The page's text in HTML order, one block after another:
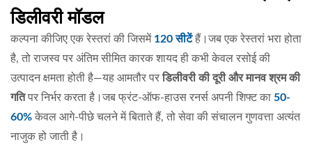
डिलीवरी मॉडल
कल्पना कीजिए एक रेस्तरां की जिसमें 120 सीटेंहैं।जब एक रेस्तरां भरा होता
है, तो राजस्व पर अंतिम सीमित कारक शायद ही कभी केवल रसोई की
उत्पादन क्षमता होती है—यह आमतौर परडिलीवरी की दूरी और मानव श्रम की
गतिपर निर्भर करता है।जब फ्रंट-ऑफ-हाउस रनर्स अपनी शिफ्ट का 50-
60% केवल आगे-पीछे चलने में बिताते हैं, तो सेवा की संचालन गुणवत्ता अत्यंत
नाजुक हो जाती है।